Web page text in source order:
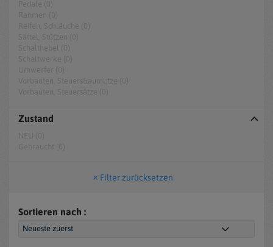
Zustand
Filter zurücksetzen
Sortieren nach :